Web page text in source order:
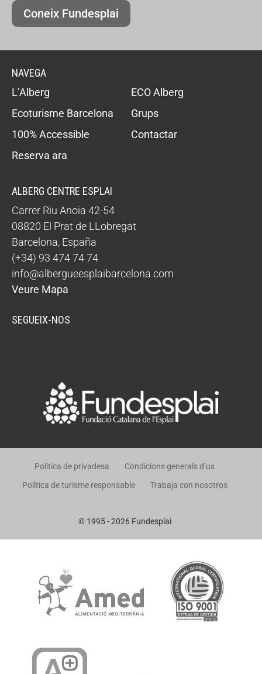
Coneix Fundesplai
NAVEGA
L’Alberg
ECO Alberg
Ecoturisme Barcelona
Grups
100% Accessible
Contactar
Reserva ara
ALBERG CENTRE ESPLAI
Carrer Riu Anoia 42-54
08820 El Prat de LLobregat
Barcelona, España
(+34) 93 474 74 74
info@albergueesplaibarcelona.com
Veure Mapa
SEGUEIX-NOS
© 1995 - 2026 Fundesplai
Política de privadesa
Condicions generals d’us
Política de turisme responsable
Trabaja con nosotros